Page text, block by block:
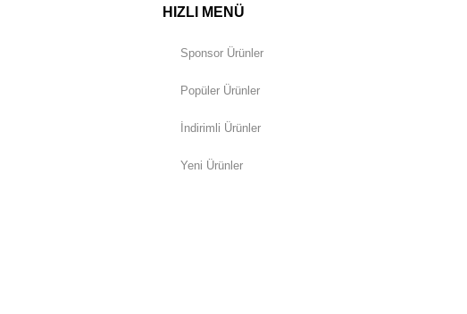
HIZLI MENÜ
Sponsor Ürünler
Popüler Ürünler
İndirimli Ürünler
Yeni Ürünler